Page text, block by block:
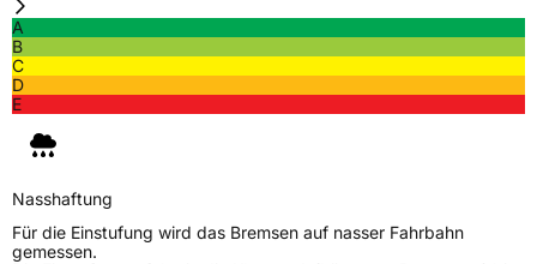
A
B
C
D
E
Nasshaftung
Für die Einstufung wird das Bremsen auf nasser Fahrbahn
gemessen.